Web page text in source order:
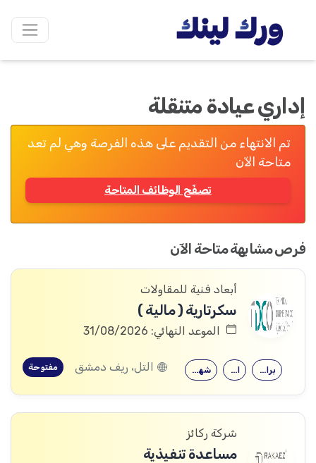
إداري عيادة متنقلة
تم الانتهاء من التقديم على هذه الفرصة وهي لم تعد
متاحة الآن
تصفّح الوظائف المتاحة
فرص مشابهة متاحة الآن
أبعاد فنية للمقاولات
سكرتارية ( مالية )
الموعد النهائي: 31/08/2026
شهادة جامعية الاقتصاد برامج اوفيس التل، ريف دمشق مفتوحة
شركة ركائز
مساعدة تنفيذية